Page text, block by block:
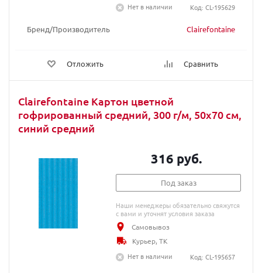
Бренд/Производитель Clairefontaine
Отложить Сравнить
Нет в наличии
Код: CL-195629
Clairefontaine Картон цветной
гофрированный средний, 300 г/м, 50х70 см,
синий средний
316 руб.
Под заказ
Наши менеджеры обязательно свяжутся
с вами и уточнят условия заказа
Самовывоз
Курьер, ТК
Нет в наличии
Код: CL-195657